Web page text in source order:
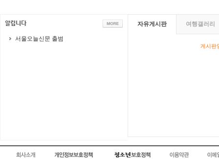
서울오늘신문 출범
자유게시판 여행갤러리
게시판